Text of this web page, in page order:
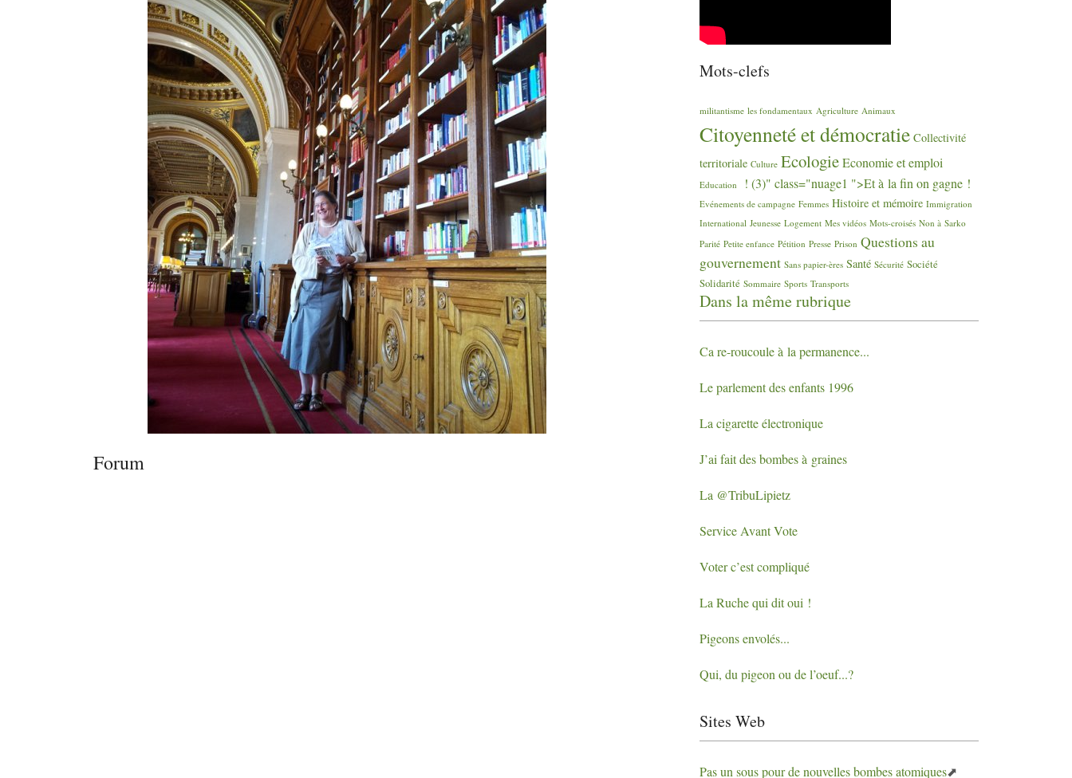
Forum
Mots-clefs
militantisme les fondamentaux Agriculture Animaux
Citoyenneté et démocratie Collectivité
territoriale Culture EcologieEconomie et emploi
Education ! (3)" class="nuage1 ">Et à la fin on gagne !
Evénements de campagne Femmes Histoire et mémoire Immigration
International Jeunesse Logement Mes vidéos Mots-croisés Non à Sarko
Parité Petite enfance Pétition Presse Prison Questions au
gouvernement Sans papier-ères Santé Sécurité Société
Solidarité Sommaire Sports Transports
Dans la même rubrique
Ca re-roucoule à la permanence...
Le parlement des enfants 1996
La cigarette électronique
J’ai fait des bombes à graines
La @TribuLipietz
Service Avant Vote
Voter c’est compliqué
La Ruche qui dit oui !
Pigeons envolés...
Qui, du pigeon ou de l’oeuf...?
Sites Web
Pas un sous pour de nouvelles bombes atomiques